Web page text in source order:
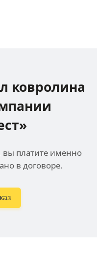
ковролина
платите именно
в договоре.